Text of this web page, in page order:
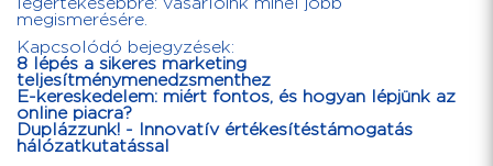
legértékesebbre: vásárlóink minél jobb
megismerésére.
Kapcsolódó bejegyzések:
8 lépés a sikeres marketing
teljesítménymenedzsmenthez
E-kereskedelem: miért fontos, és hogyan lépjünk az
online piacra?
Duplázzunk! - Innovatív értékesítéstámogatás
hálózatkutatással